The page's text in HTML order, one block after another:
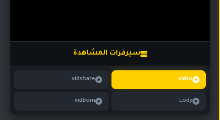
مسلسلات
مسلسلات
تركي
مسلسلات
سيرفرات المشاهدة
vidlo
vidshare
Lody
vidbom